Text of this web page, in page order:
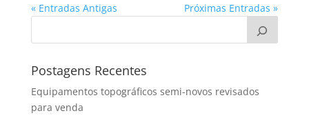
« Entradas Antigas Próximas Entradas »
Postagens Recentes
Equipamentos topográficos semi-novos revisados
para venda